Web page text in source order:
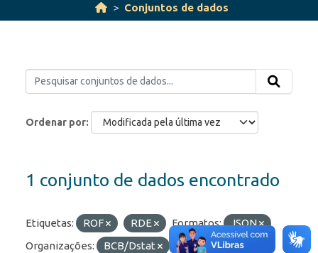
Conjuntos de dados
Ordenar por
1 conjunto de dados encontrado
Etiquetas: ROF RDE Formatos:
JSON
Organizações:
BCB/Dstat
Licenças: